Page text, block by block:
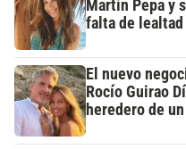
Martín Pepa y
falta de
El nuevo
Rocío Guirao
heredero de